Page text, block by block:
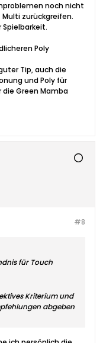
noch nicht
zurückgreifen.
Spielbarkeit.
Poly
Tip, auch die
und Poly für
die Green Mamba
#8
für Touch
Kriterium und
abgeben